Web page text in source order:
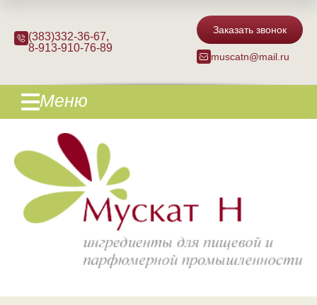
(383)332-36-67,
8-913-910-76-89
Заказать звонок
muscatn@mail.ru
Меню